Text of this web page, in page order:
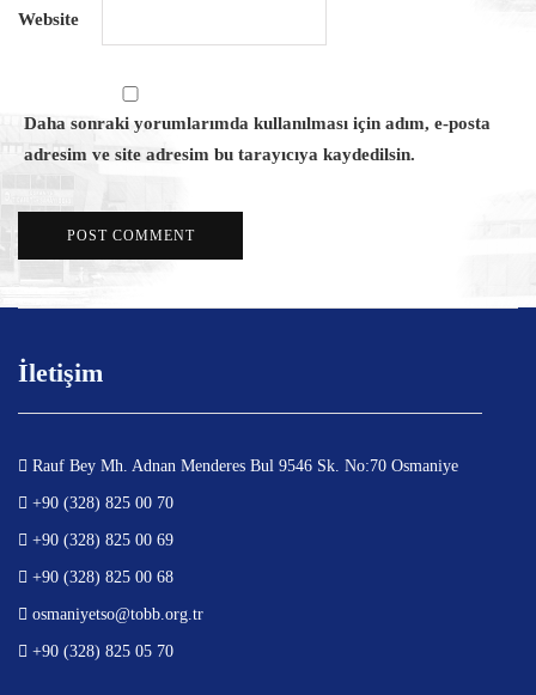
Website
Daha sonraki yorumlarımda kullanılması için adım, e-posta
adresim ve site adresim bu tarayıcıya kaydedilsin.
İletişim
Rauf Bey Mh. Adnan Menderes Bul 9546 Sk. No:70 Osmaniye
+90 (328) 825 00 70
+90 (328) 825 00 69
+90 (328) 825 00 68
osmaniyetso@tobb.org.tr
+90 (328) 825 05 70